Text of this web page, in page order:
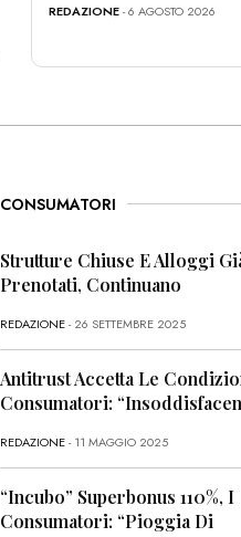
REDAZIONE- 6 AGOSTO 2026
CONSUMATORI
Strutture Chiuse E Alloggi
Prenotati, Continuano
REDAZIONE- 26 SETTEMBRE 2025
Antitrust Accetta Le
Consumatori:
REDAZIONE- 11 MAGGIO 2025
“Incubo” Superbonus 110%, I
Consumatori: “Pioggia Di